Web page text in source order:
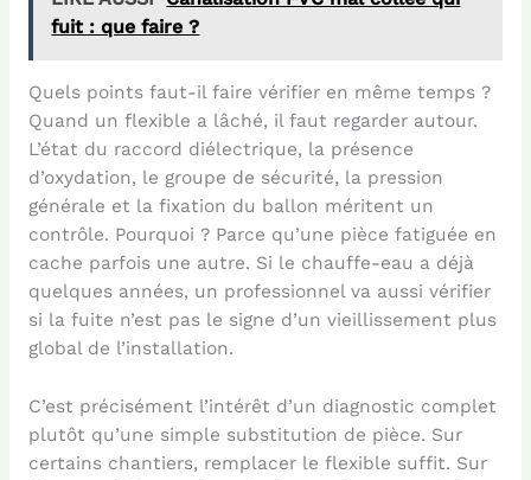
fuit : que faire ?
Quels points faut-il faire vérifier en même temps ?
Quand un flexible a lâché, il faut regarder autour.
L’état du raccord diélectrique, la présence
d’oxydation, le groupe de sécurité, la pression
générale et la fixation du ballon méritent un
contrôle. Pourquoi ? Parce qu’une pièce fatiguée en
cache parfois une autre. Si le chauffe-eau a déjà
quelques années, un professionnel va aussi vérifier
si la fuite n’est pas le signe d’un vieillissement plus
global de l’installation.
C’est précisément l’intérêt d’un diagnostic complet
plutôt qu’une simple substitution de pièce. Sur
certains chantiers, remplacer le flexible suffit. Sur